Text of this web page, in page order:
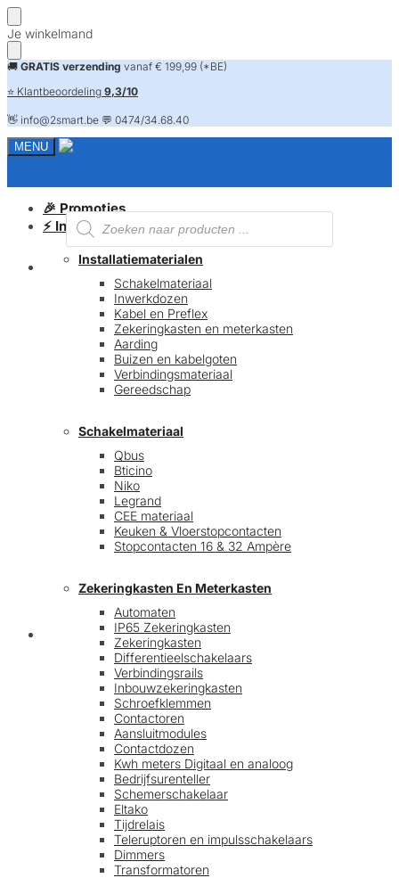
Skip
to
navigation
Skip
to
content
Je winkelmand
🚚 GRATIS verzending vanaf € 199,99 (*BE)
⭐ Klantbeoordeling 9,3/10
👋 info@2smart.be 💬 0474/34.68.40
MENU
Producten
zoeken
FAQ
🎉 Promoties
⚡ Installatiematerialen
Installatiematerialen
Schakelmateriaal
Inwerkdozen
Kabel en Preflex
Zekeringkasten en meterkasten
Aarding
Buizen en kabelgoten
Verbindingsmateriaal
Gereedschap
Schakelmateriaal
Qbus
Bticino
Niko
Legrand
CEE materiaal
Keuken & Vloerstopcontacten
Stopcontacten 16 & 32 Ampère
Zekeringkasten En Meterkasten
Automaten
IP65 Zekeringkasten
Zekeringkasten
Differentieelschakelaars
Verbindingsrails
Inbouwzekeringkasten
Schroefklemmen
Contactoren
Aansluitmodules
Contactdozen
Kwh meters Digitaal en analoog
Bedrijfsurenteller
Schemerschakelaar
Eltako
Tijdrelais
Teleruptoren en impulsschakelaars
Dimmers
Transformatoren